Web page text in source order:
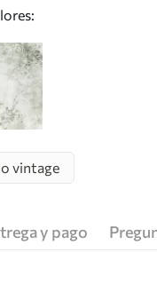
tonos pastel
vintage
y pago